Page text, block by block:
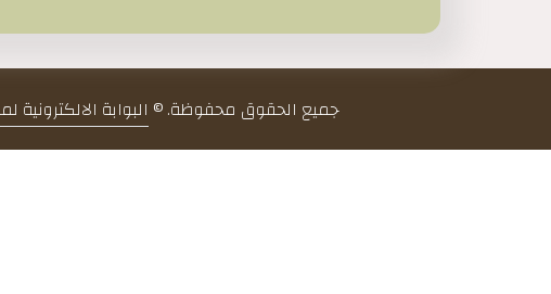
جميع الحقوق محفوظة. © البوابة